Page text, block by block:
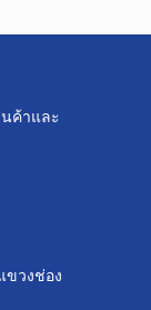
ค้าและ
ขวงช่อง